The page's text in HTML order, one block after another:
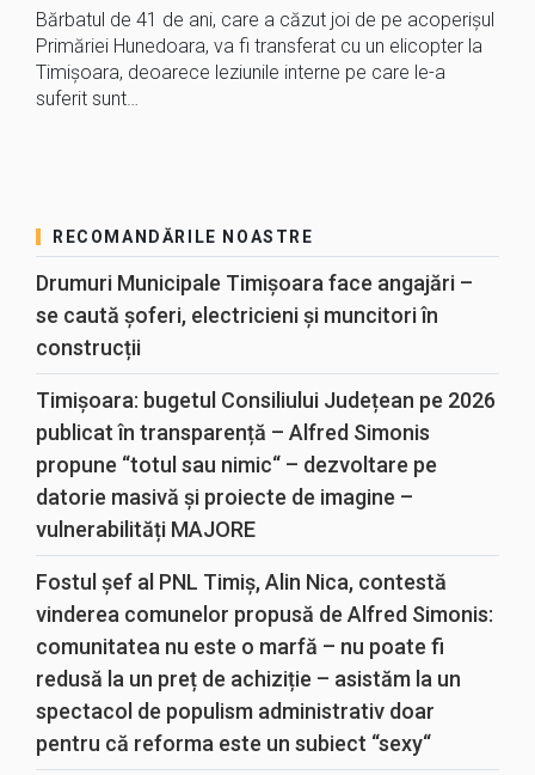
Bărbatul de 41 de ani, care a căzut joi de pe acoperişul
Primăriei Hunedoara, va fi transferat cu un elicopter la
Timişoara, deoarece leziunile interne pe care le-a
suferit sunt…
RECOMANDĂRILE NOASTRE
Drumuri Municipale Timișoara face angajări –
se caută șoferi, electricieni și muncitori în
construcții
Timișoara: bugetul Consiliului Județean pe 2026
publicat în transparență – Alfred Simonis
propune “totul sau nimic“ – dezvoltare pe
datorie masivă și proiecte de imagine –
vulnerabilități MAJORE
Fostul șef al PNL Timiș, Alin Nica, contestă
vinderea comunelor propusă de Alfred Simonis:
comunitatea nu este o marfă – nu poate fi
redusă la un preț de achiziție – asistăm la un
spectacol de populism administrativ doar
pentru că reforma este un subiect “sexy“